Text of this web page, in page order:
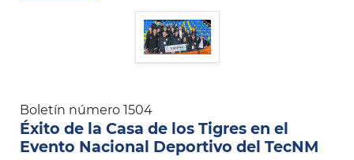
Boletín número 1504
Éxito de la Casa de los Tigres en el
Evento Nacional Deportivo del TecNM